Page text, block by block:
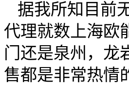
据我所知目前
代理就数上海欧
门还是泉州，龙
售都是非常热情